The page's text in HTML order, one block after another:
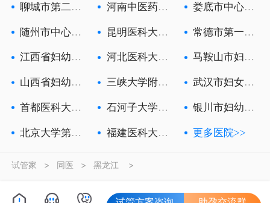
聊城市第二人
河南中医药大
娄底市中心医
随州市中心医
昆明医科大学
常德市第一人
江西省妇幼保
河北医科大学
马鞍山市妇幼
山西省妇幼保
三峡大学附属
武汉市妇女儿
首都医科大学
石河子大学医
银川市妇幼保
北京大学第三
福建医科大学
更多医院>>
试管家 > 同医 > 黑龙江 >